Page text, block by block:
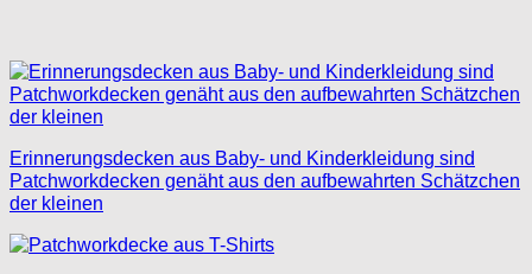
Erinnerungsdecken aus Baby- und Kinderkleidung sind
Patchworkdecken genäht aus den aufbewahrten Schätzchen
der kleinen